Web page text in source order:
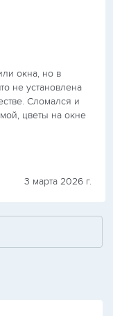
окна, но в
не установлена
Сломался и
цветы на окне
3 марта 2026 г.